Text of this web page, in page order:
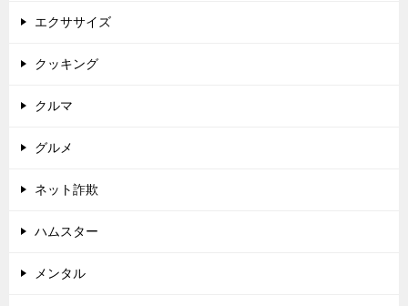
エクササイズ
クッキング
クルマ
グルメ
ネット詐欺
ハムスター
メンタル